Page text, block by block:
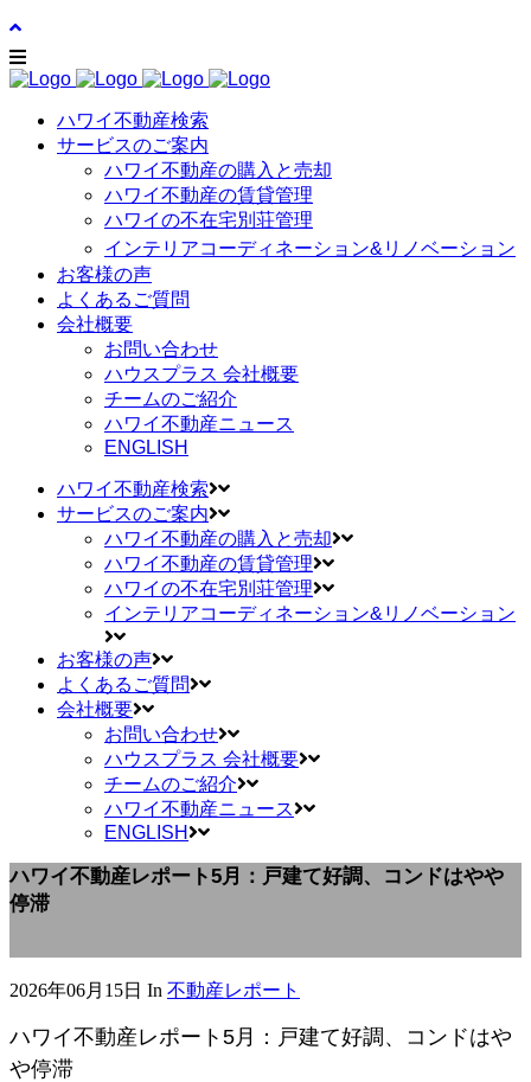
ハワイ不動産検索
サービスのご案内
ハワイ不動産の購入と売却
ハワイ不動産の賃貸管理
ハワイの不在宅別荘管理
インテリアコーディネーション&リノベーション
お客様の声
よくあるご質問
会社概要
お問い合わせ
ハウスプラス 会社概要
チームのご紹介
ハワイ不動産ニュース
ENGLISH
ハワイ不動産検索
サービスのご案内
ハワイ不動産の購入と売却
ハワイ不動産の賃貸管理
ハワイの不在宅別荘管理
インテリアコーディネーション&リノベーション
お客様の声
よくあるご質問
会社概要
お問い合わせ
ハウスプラス 会社概要
チームのご紹介
ハワイ不動産ニュース
ENGLISH
ハワイ不動産レポート5月：戸建て好調、コンドはやや
停滞
2026年06月15日 In 不動産レポート
ハワイ不動産レポート5月：戸建て好調、コンドはや
や停滞